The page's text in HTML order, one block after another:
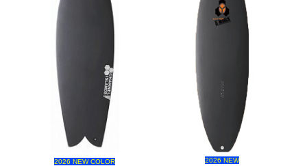
2026 NEW COLOR
2026 NEW